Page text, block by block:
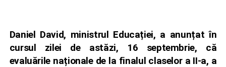
Daniel David, ministrul Educației, a anunțat în
cursul zilei de astăzi, 16 septembrie, că
evaluările naționale de la finalul claselor a II-a, a